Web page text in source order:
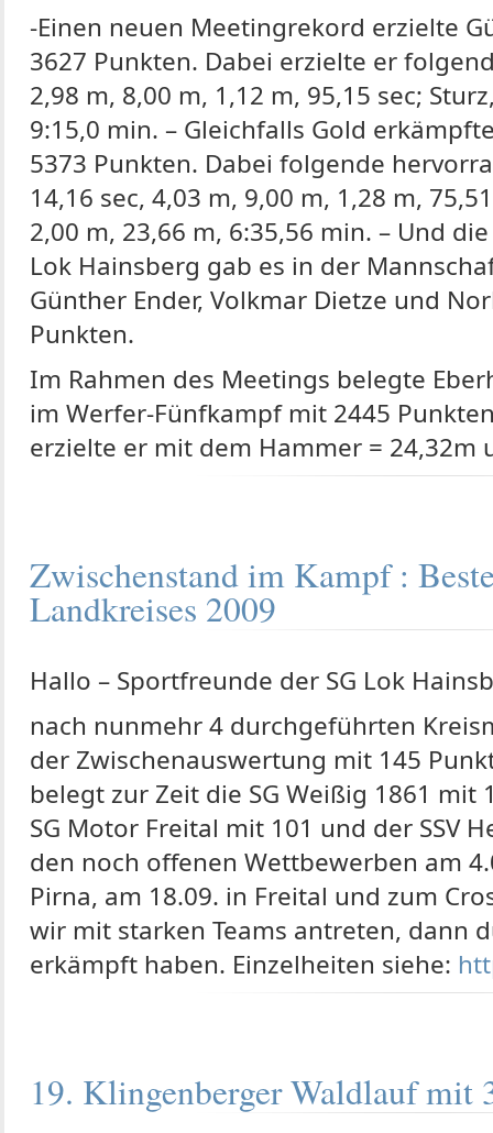
-Einen neuen Meetingrekord erzielte
3627 Punkten. Dabei erzielte er
2,98 m, 8,00 m, 1,12 m, 95,15 sec;
9:15,0 min. – Gleichfalls Gold
5373 Punkten. Dabei folgende
14,16 sec, 4,03 m, 9,00 m, 1,28 m,
2,00 m, 23,66 m, 6:35,56 min. – Und
Lok Hainsberg gab es in der
Günther Ender, Volkmar Dietze und
Punkten.
Im Rahmen des Meetings belegte
im Werfer-Fünfkampf mit 2445
erzielte er mit dem Hammer = 24,32m
Zwischenstand im Kampf :
Landkreises 2009
Hallo – Sportfreunde der SG Lok
nach nunmehr 4 durchgeführten
der Zwischenauswertung mit 145
belegt zur Zeit die SG Weißig 1861
SG Motor Freital mit 101 und der SSV
den noch offenen Wettbewerben am
Pirna, am 18.09. in Freital und zum
wir mit starken Teams antreten, dann
erkämpft haben. Einzelheiten siehe:
19. Klingenberger Waldlauf mit